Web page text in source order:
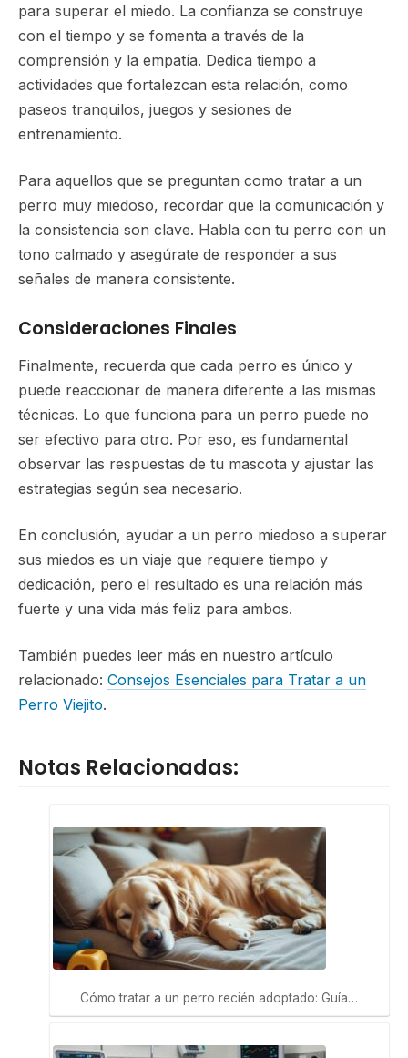
para superar el miedo. La confianza se construye
con el tiempo y se fomenta a través de la
comprensión y la empatía. Dedica tiempo a
actividades que fortalezcan esta relación, como
paseos tranquilos, juegos y sesiones de
entrenamiento.
Para aquellos que se preguntan como tratar a un
perro muy miedoso, recordar que la comunicación y
la consistencia son clave. Habla con tu perro con un
tono calmado y asegúrate de responder a sus
señales de manera consistente.
Consideraciones Finales
Finalmente, recuerda que cada perro es único y
puede reaccionar de manera diferente a las mismas
técnicas. Lo que funciona para un perro puede no
ser efectivo para otro. Por eso, es fundamental
observar las respuestas de tu mascota y ajustar las
estrategias según sea necesario.
En conclusión, ayudar a un perro miedoso a superar
sus miedos es un viaje que requiere tiempo y
dedicación, pero el resultado es una relación más
fuerte y una vida más feliz para ambos.
También puedes leer más en nuestro artículo
relacionado: Consejos Esenciales para Tratar a un
Perro Viejito.
Notas Relacionadas:
Cómo tratar a un perro recién adoptado: Guía…